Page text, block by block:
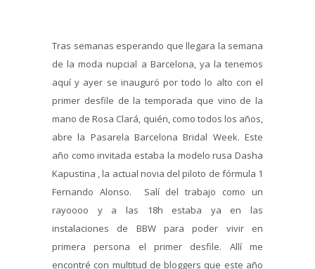
Tras semanas esperando que llegara la semana
de la moda nupcial a Barcelona, ya la tenemos
aquí y ayer se inauguró por todo lo alto con el
primer desfile de la temporada que vino de la
mano de Rosa Clará, quién, como todos los años,
abre la Pasarela Barcelona Bridal Week. Este
año como invitada estaba la modelo rusa Dasha
Kapustina , la actual novia del piloto de fórmula 1
Fernando Alonso. Salí del trabajo como un
rayoooo y a las 18h estaba ya en las
instalaciones de BBW para poder vivir en
primera persona el primer desfile. Allí me
encontré con multitud de bloggers que este año